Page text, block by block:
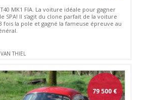
MK1 FIA. La voiture idéale pour gagner
SPA! Il s'agit du clone parfait de la voiture
fois la pole et gagné la fameuse épreuve au
THIEL
79 500 €